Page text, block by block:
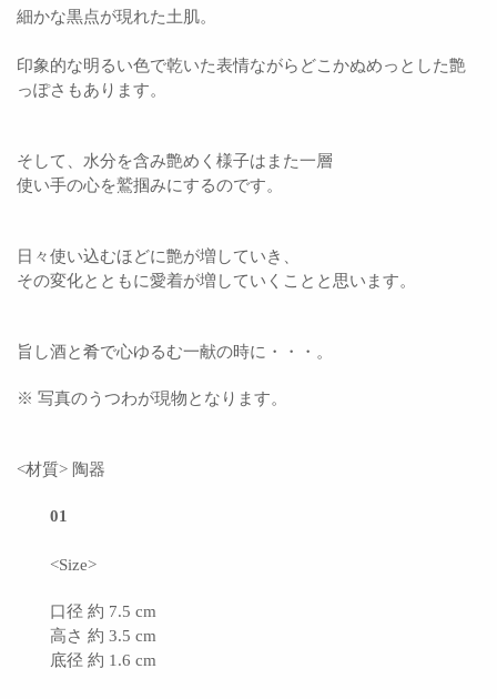
細かな黒点が現れた土肌。
印象的な明るい色で乾いた表情ながらどこかぬめっとした艶
っぽさもあります。
そして、水分を含み艶めく様子はまた一層
使い手の心を鷲掴みにするのです。
日々使い込むほどに艶が増していき、
その変化とともに愛着が増していくことと思います。
旨し酒と肴で心ゆるむ一献の時に・・・。
※ 写真のうつわが現物となります。
<材質> 陶器
01
<Size>
口径 約 7.5 cm
高さ 約 3.5 cm
底径 約 1.6 cm